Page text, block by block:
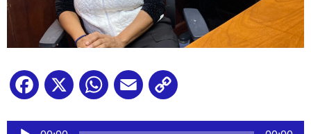
Facebook
X WhatsApp
Email
Reproductor